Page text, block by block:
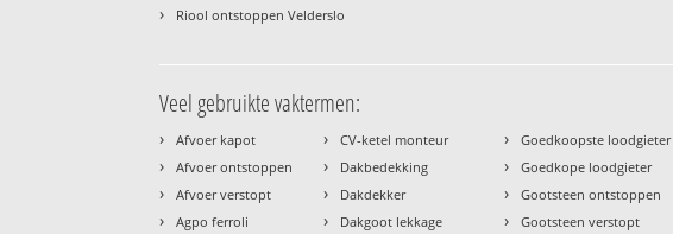
› Riool ontstoppen Velderslo
Veel gebruikte vaktermen:
› Afvoer kapot
› Afvoer ontstoppen
› Afvoer verstopt
› Agpo ferroli
› CV-ketel monteur
› Dakbedekking
› Dakdekker
› Dakgoot lekkage
› Goedkoopste loodgieter
› Goedkope loodgieter
› Gootsteen ontstoppen
› Gootsteen verstopt